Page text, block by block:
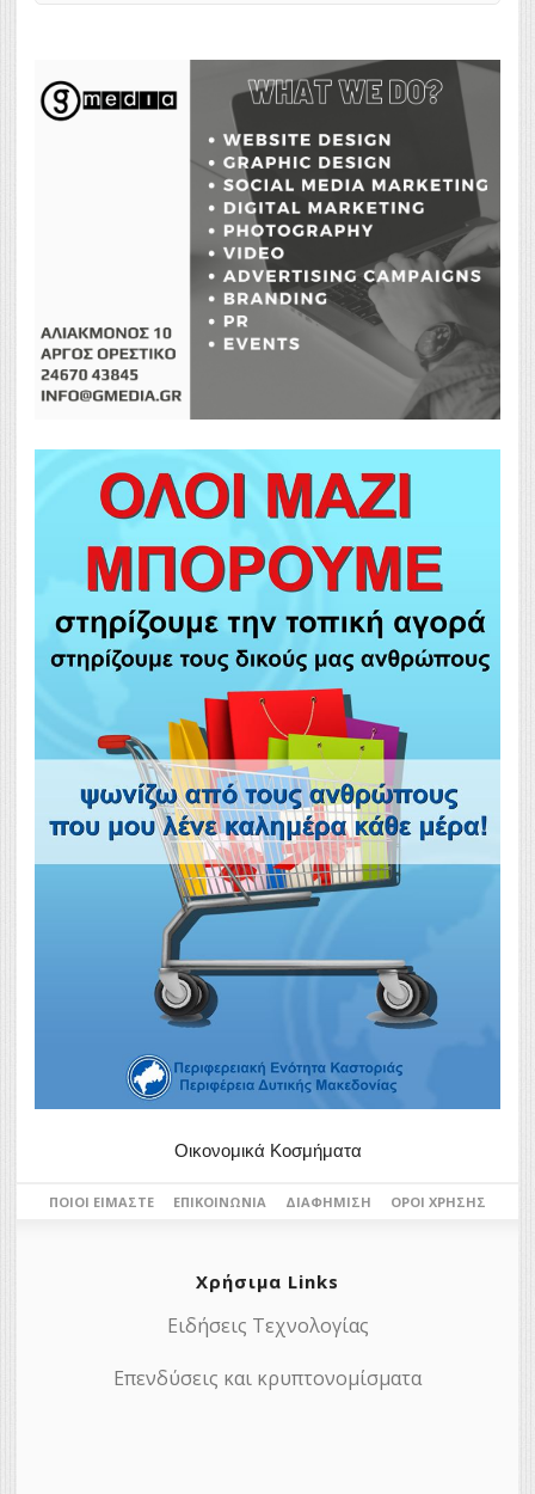
Οικονομικά Κοσμήματα
ΠΟΙΟΙ ΕΊΜΑΣΤΕ ΕΠΙΚΟΙΝΩΝΊΑ ΔΙΑΦΉΜΙΣΗ ΌΡΟΙ ΧΡΉΣΗΣ
Χρήσιμα Links
Ειδήσεις Τεχνολογίας
Επενδύσεις και κρυπτονομίσματα